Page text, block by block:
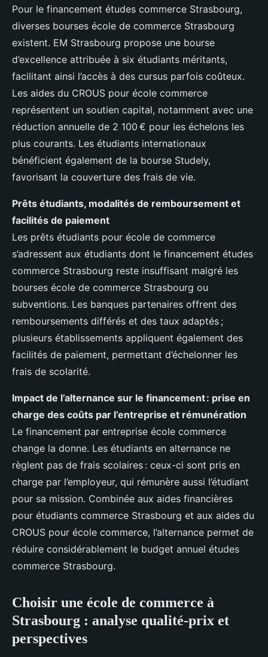
Pour le financement études commerce Strasbourg,
diverses bourses école de commerce Strasbourg
existent. EM Strasbourg propose une bourse
d’excellence attribuée à six étudiants méritants,
facilitant ainsi l’accès à des cursus parfois coûteux.
Les aides du CROUS pour école commerce
représentent un soutien capital, notamment avec une
réduction annuelle de 2 100 € pour les échelons les
plus courants. Les étudiants internationaux
bénéficient également de la bourse Studely,
favorisant la couverture des frais de vie.
Prêts étudiants, modalités de remboursement et
facilités de paiement
Les prêts étudiants pour école de commerce
s’adressent aux étudiants dont le financement études
commerce Strasbourg reste insuffisant malgré les
bourses école de commerce Strasbourg ou
subventions. Les banques partenaires offrent des
remboursements différés et des taux adaptés ;
plusieurs établissements appliquent également des
facilités de paiement, permettant d’échelonner les
frais de scolarité.
Impact de l’alternance sur le financement : prise en
charge des coûts par l’entreprise et rémunération
Le financement par entreprise école commerce
change la donne. Les étudiants en alternance ne
règlent pas de frais scolaires : ceux-ci sont pris en
charge par l’employeur, qui rémunère aussi l’étudiant
pour sa mission. Combinée aux aides financières
pour étudiants commerce Strasbourg et aux aides du
CROUS pour école commerce, l’alternance permet de
réduire considérablement le budget annuel études
commerce Strasbourg.
Choisir une école de commerce à
Strasbourg : analyse qualité-prix et
perspectives